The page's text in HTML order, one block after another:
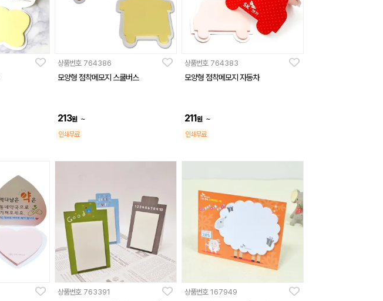
상품번호 764386
모양형 점착메모지 스쿨버스
213원 ~
인쇄무료
상품번호 764383
모양형 점착메모지 자동차
211원 ~
인쇄무료
상품번호 763391 상품번호 167949